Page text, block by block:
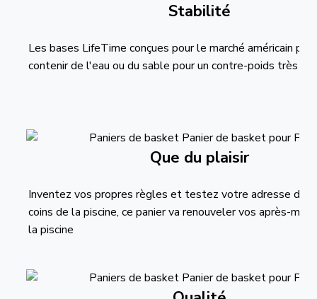
Stabilité
Les bases LifeTime conçues pour le marché américain
contenir de l'eau ou du sable pour un contre-poids très
Que du plaisir
Inventez vos propres règles et testez votre adresse
coins de la piscine, ce panier va renouveler vos après-midi
la piscine